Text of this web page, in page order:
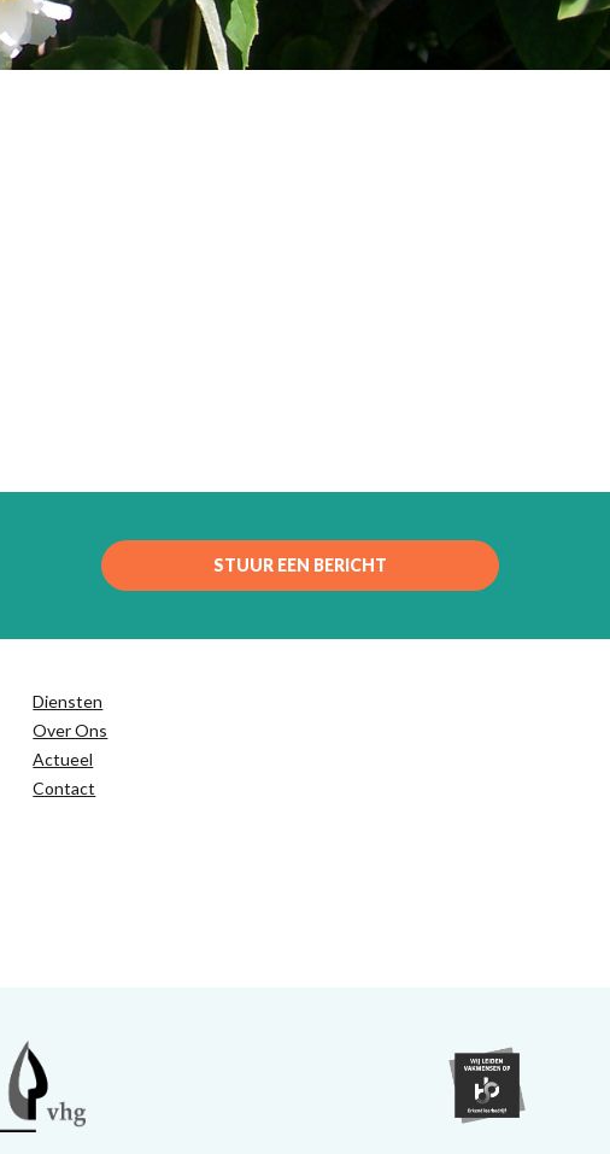
STUUR EEN BERICHT
Diensten
Over Ons
Actueel
Contact